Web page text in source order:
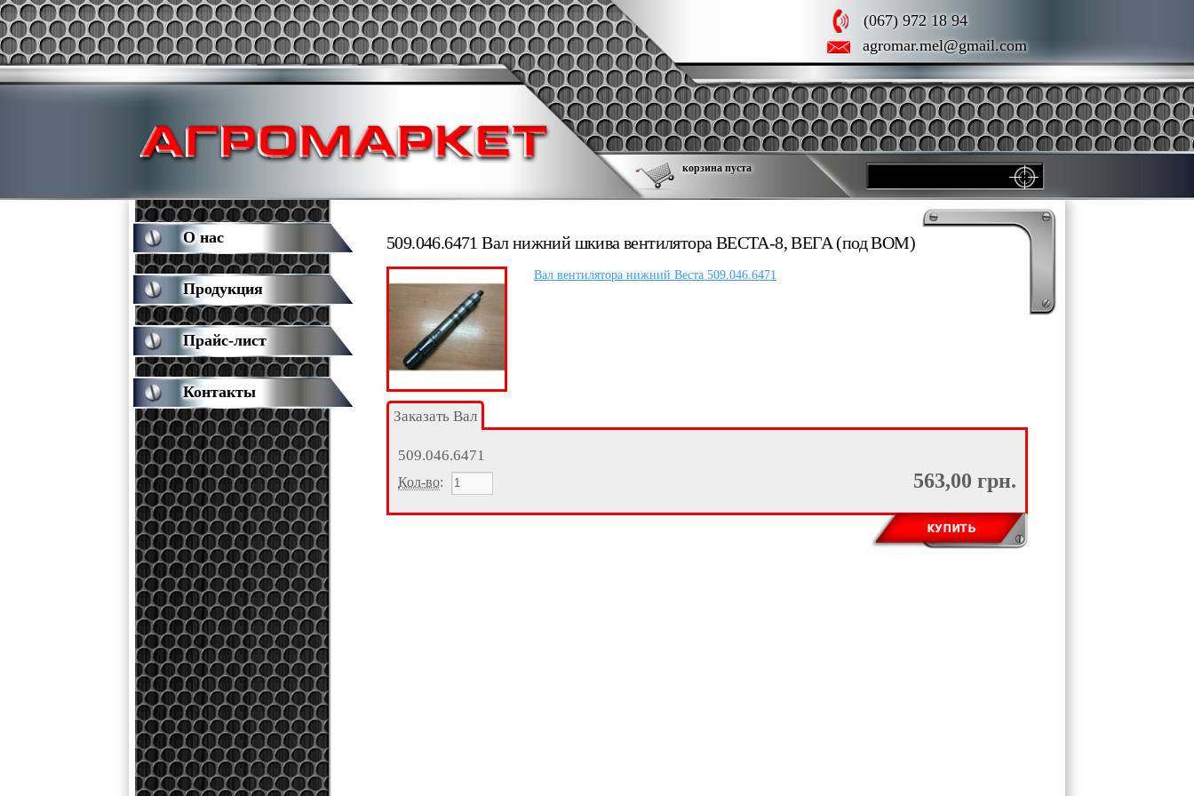
(067) 972 18 94
agromar.mel@gmail.com
корзина пуста
509.046.6471 Вал нижний шкива вентилятора ВЕСТА-8, ВЕГА (под ВОМ)
Вал вентилятора нижний Веста 509.046.6471
Заказать Вал
509.046.6471
563,00 грн.
Кол-во:
О нас
Продукция
Прайс-лист
Контакты